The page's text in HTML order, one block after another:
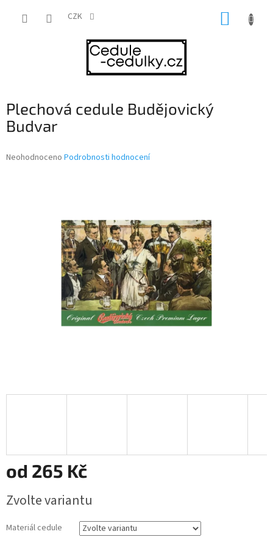
CZK
Plechová cedule Budějovický
Budvar
Průměrné
Neohodnoceno Podrobnosti hodnocení
od 265 Kč
cena:
Zvolte variantu
Materiál cedule